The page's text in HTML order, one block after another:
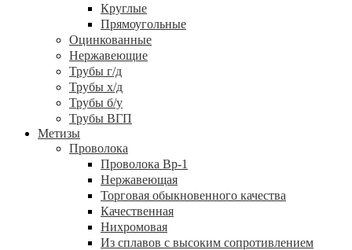
Круглые
Прямоугольные
Оцинкованные
Нержавеющие
Трубы г/д
Трубы х/д
Трубы б/у
Трубы ВГП
Метизы
Проволока
Проволока Вр-1
Нержавеющая
Торговая обыкновенного качества
Качественная
Нихромовая
Из сплавов с высоким сопротивлением